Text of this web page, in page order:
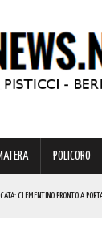
POLICORO
CLEMENTINO PRONTO A